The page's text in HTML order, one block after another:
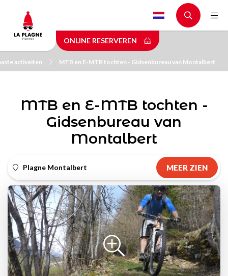
main
content
ONLINE RESERVEREN
activeiten MTB en E-MTB tochten - Gidsenbureau van Montalbert
MTB en E-MTB tochten -
Gidsenbureau van
Montalbert
Plagne Montalbert MEER ZIEN